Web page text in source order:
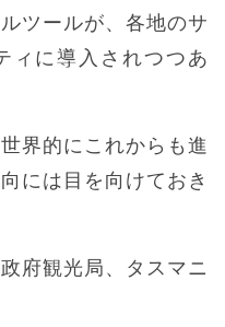
ツールが、各地のサ
ィに導入されつつあ
界的にこれからも進
には目を向けておき
府観光局、タスマニ